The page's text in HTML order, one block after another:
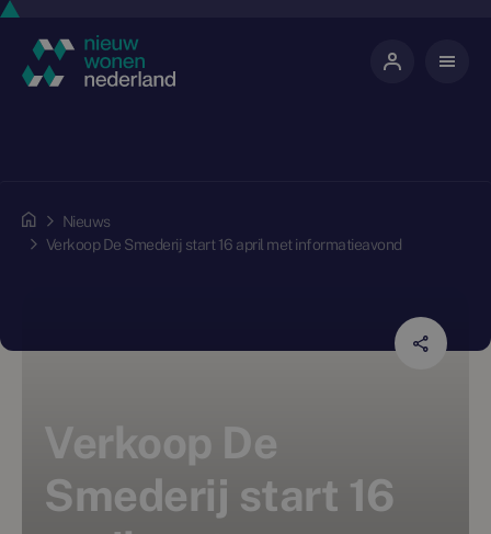
Nieuws
Verkoop De Smederij start 16 april met informatieavond
Verkoop De
Smederij start 16